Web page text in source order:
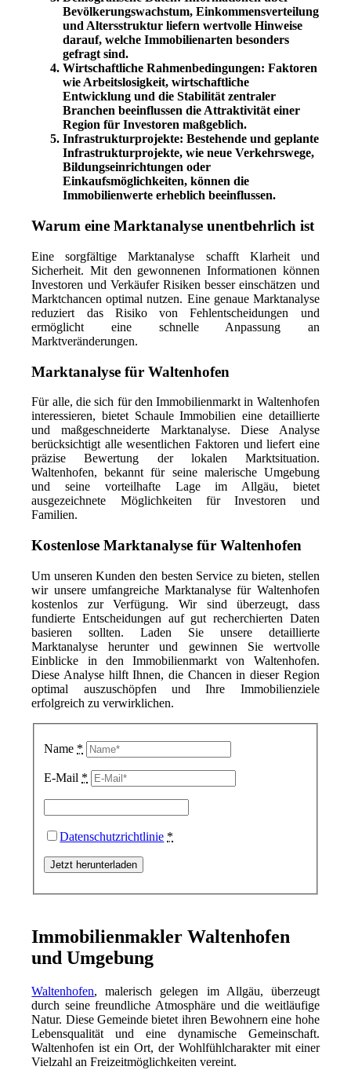
Bevölkerungswachstum, Einkommensverteilung
und Altersstruktur liefern wertvolle Hinweise
darauf, welche Immobilienarten besonders
gefragt sind.
Wirtschaftliche Rahmenbedingungen: Faktoren
wie Arbeitslosigkeit, wirtschaftliche
Entwicklung und die Stabilität zentraler
Branchen beeinflussen die Attraktivität einer
Region für Investoren maßgeblich.
Infrastrukturprojekte: Bestehende und geplante
Infrastrukturprojekte, wie neue Verkehrswege,
Bildungseinrichtungen oder
Einkaufsmöglichkeiten, können die
Immobilienwerte erheblich beeinflussen.
Warum eine Marktanalyse unentbehrlich ist
Eine sorgfältige Marktanalyse schafft Klarheit und
Sicherheit. Mit den gewonnenen Informationen können
Investoren und Verkäufer Risiken besser einschätzen und
Marktchancen optimal nutzen. Eine genaue Marktanalyse
reduziert das Risiko von Fehlentscheidungen und
ermöglicht eine schnelle Anpassung an
Marktveränderungen.
Marktanalyse für Waltenhofen
Für alle, die sich für den Immobilienmarkt in Waltenhofen
interessieren, bietet Schaule Immobilien eine detaillierte
und maßgeschneiderte Marktanalyse. Diese Analyse
berücksichtigt alle wesentlichen Faktoren und liefert eine
präzise Bewertung der lokalen Marktsituation.
Waltenhofen, bekannt für seine malerische Umgebung
und seine vorteilhafte Lage im Allgäu, bietet
ausgezeichnete Möglichkeiten für Investoren und
Familien.
Kostenlose Marktanalyse für Waltenhofen
Um unseren Kunden den besten Service zu bieten, stellen
wir unsere umfangreiche Marktanalyse für Waltenhofen
kostenlos zur Verfügung. Wir sind überzeugt, dass
fundierte Entscheidungen auf gut recherchierten Daten
basieren sollten. Laden Sie unsere detaillierte
Marktanalyse herunter und gewinnen Sie wertvolle
Einblicke in den Immobilienmarkt von Waltenhofen.
Diese Analyse hilft Ihnen, die Chancen in dieser Region
optimal auszuschöpfen und Ihre Immobilienziele
erfolgreich zu verwirklichen.
Name *
E-Mail *
Datenschutzrichtlinie *
Immobilienmakler Waltenhofen
und Umgebung
Waltenhofen, malerisch gelegen im Allgäu, überzeugt
durch seine freundliche Atmosphäre und die weitläufige
Natur. Diese Gemeinde bietet ihren Bewohnern eine hohe
Lebensqualität und eine dynamische Gemeinschaft.
Waltenhofen ist ein Ort, der Wohlfühlcharakter mit einer
Vielzahl an Freizeitmöglichkeiten vereint.